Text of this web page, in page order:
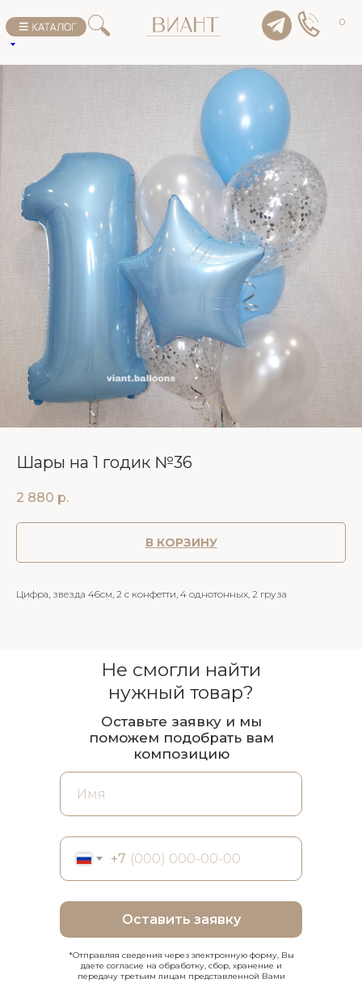
0
Шары на 1 годик №36
2 880 р.
В КОРЗИНУ
Цифра, звезда 46см, 2 с конфетти, 4 однотонных, 2 груза
+7
Оставить заявку
Не смогли найти
нужный товар?
Оставьте заявку и мы
поможем подобрать вам
композицию
*Отправляя сведения через электронную форму, Вы
даете согласие на обработку, сбор, хранение и
передачу третьим лицам представленной Вами